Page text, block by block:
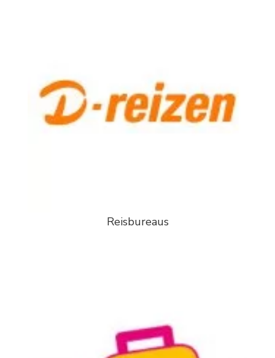
Reisbureaus